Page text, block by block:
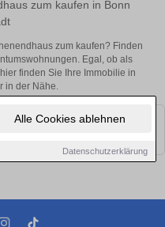
Alle Cookies ablehnen
Datenschutzerklärung
zum kaufen in Bonn
zum kaufen? Finden
Egal, ob als
finden Sie Ihre Immobilie in
in der Nähe.
Objekte finden. Schauen Sie